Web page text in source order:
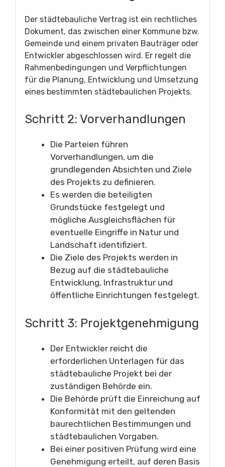
Der städtebauliche Vertrag ist ein rechtliches
Dokument, das zwischen einer Kommune bzw.
Gemeinde und einem privaten Bauträger oder
Entwickler abgeschlossen wird. Er regelt die
Rahmenbedingungen und Verpflichtungen
für die Planung, Entwicklung und Umsetzung
eines bestimmten städtebaulichen Projekts.
Schritt 2: Vorverhandlungen
Die Parteien führen
Vorverhandlungen, um die
grundlegenden Absichten und Ziele
des Projekts zu definieren.
Es werden die beteiligten
Grundstücke festgelegt und
mögliche Ausgleichsflächen für
eventuelle Eingriffe in Natur und
Landschaft identifiziert.
Die Ziele des Projekts werden in
Bezug auf die städtebauliche
Entwicklung, Infrastruktur und
öffentliche Einrichtungen festgelegt.
Schritt 3: Projektgenehmigung
Der Entwickler reicht die
erforderlichen Unterlagen für das
städtebauliche Projekt bei der
zuständigen Behörde ein.
Die Behörde prüft die Einreichung auf
Konformität mit den geltenden
baurechtlichen Bestimmungen und
städtebaulichen Vorgaben.
Bei einer positiven Prüfung wird eine
Genehmigung erteilt, auf deren Basis